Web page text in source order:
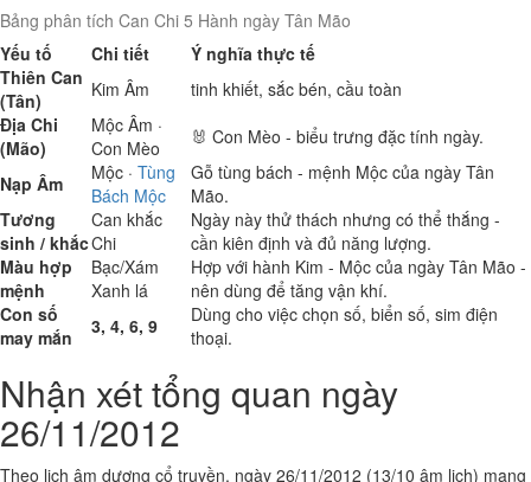
Bảng phân tích Can Chi 5 Hành ngày Tân Mão
Yếu tố
Chi tiết
Ý nghĩa thực tế
Thiên Can
(Tân)
Kim Âm
tinh khiết, sắc bén, cầu toàn
Địa Chi
(Mão)
Mộc Âm ·
Con Mèo
🐰 Con Mèo - biểu trưng đặc tính ngày.
Nạp Âm
Mộc · Tùng
Bách Mộc
Gỗ tùng bách - mệnh Mộc của ngày Tân
Mão.
Tương
sinh / khắc
Can khắc
Chi
Ngày này thử thách nhưng có thể thắng -
cần kiên định và đủ năng lượng.
Màu hợp
mệnh
Bạc/Xám
Xanh lá
Hợp với hành Kim - Mộc của ngày Tân Mão -
nên dùng để tăng vận khí.
Con số
may mắn
3, 4, 6, 9
Dùng cho việc chọn số, biển số, sim điện
thoại.
Nhận xét tổng quan ngày
26/11/2012
Theo lịch âm dương cổ truyền, ngày 26/11/2012 (13/10 âm lịch) mang